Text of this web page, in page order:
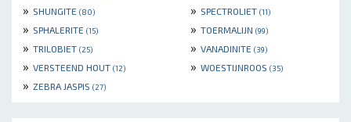
» SHUNGITE (80) » SPECTROLIET (11)
» SPHALERITE (15) » TOERMALIJN (99)
» TRILOBIET (25) » VANADINITE (39)
» VERSTEEND HOUT (12) » WOESTIJNROOS (35)
» ZEBRA JASPIS (27)